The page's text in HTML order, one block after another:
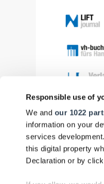
Responsible use of
We and our 1022
information on your
services
this digital property
Declaration or by